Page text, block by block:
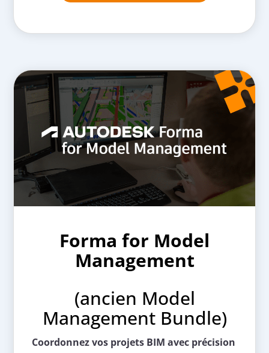
Forma for Model
Management
(ancien Model
Management Bundle)
Coordonnez vos projets BIM avec précision